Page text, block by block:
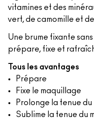
vitamines et des
vert, de camomille et
Une brume fixante
prépare, fixe et
Tous les avantages
Prépare
Fixe le maquillage
Prolonge la tenue du
Sublime la tenue du